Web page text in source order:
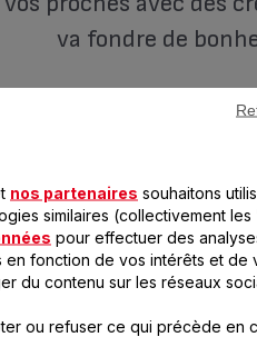
va fondre de
nos partenaires souhaitons
similaires (collectivement
pour effectuer des
en fonction de vos intérêts et de
du contenu sur les réseaux
ou refuser ce qui précède en